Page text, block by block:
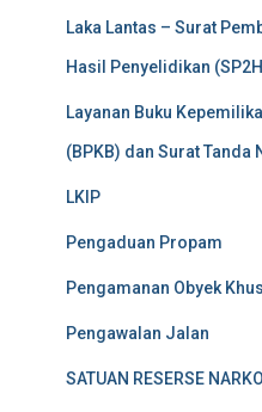
Laka Lantas – Surat
Hasil Penyelidikan
Layanan Buku
(BPKB) dan Surat Tanda
LKIP
Pengaduan Propam
Pengamanan Obyek
Pengawalan Jalan
SATUAN RESERSE